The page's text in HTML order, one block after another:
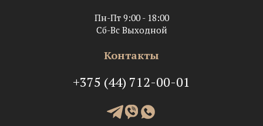
Пн-Пт 9:00 - 18:00
Сб-Вс Выходной
Контакты
+375 (44) 712-00-01